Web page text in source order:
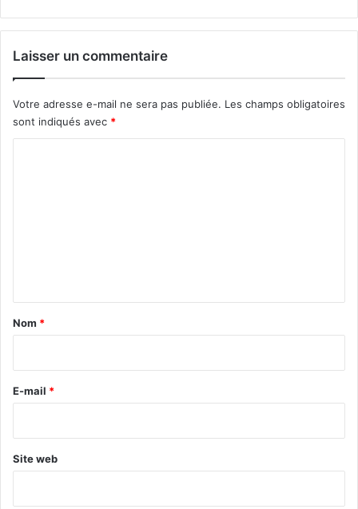
Laisser un commentaire
Votre adresse e-mail ne sera pas publiée. Les champs obligatoires
sont indiqués avec *
a
e
Nom *
E-mail *
Site web